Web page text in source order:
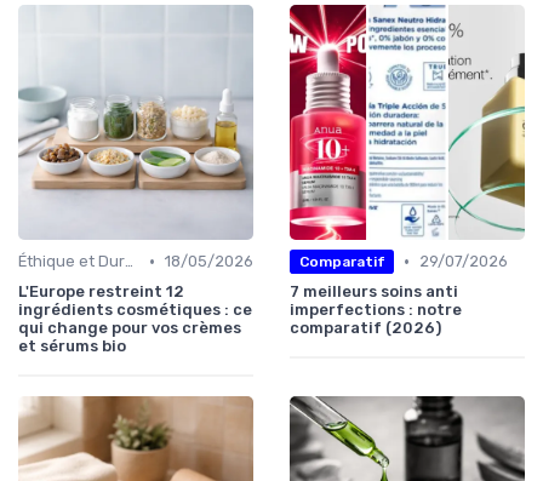
Éthique et Durabilité • 18/05/2026
L'Europe restreint 12
ingrédients cosmétiques : ce
qui change pour vos crèmes
et sérums bio
Comparatif •
29/07/2026
7 meilleurs soins anti
imperfections : notre
comparatif (2026)